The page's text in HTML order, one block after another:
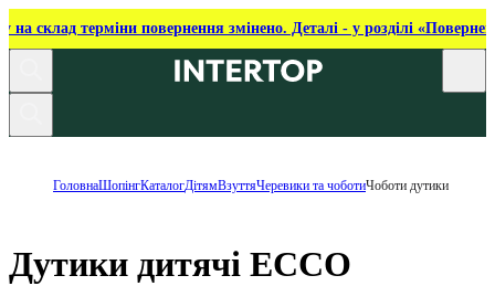
на склад терміни повернення змінено. Деталі - у розділі
ГоловнаШопінгКаталогДітямВзуттяЧеревики та чоботиЧоботи дутики
Дутики дитячі ECCO